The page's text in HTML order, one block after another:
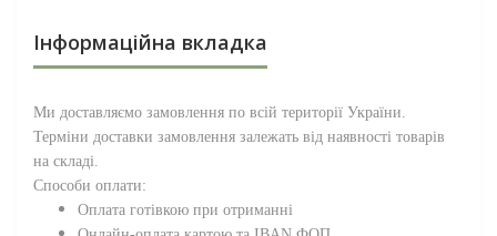
Інформаційна вкладка
Ми доставляємо замовлення по всій території України.
Терміни доставки замовлення залежать від наявності товарів
на складі.
Способи оплати:
Оплата готівкою при отриманні